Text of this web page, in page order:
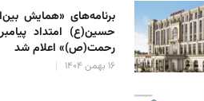
برنامه‌های «همایش
حسین(ع) امتداد
رحمت(ص)» اعلام شد
۱۶ بهمن ۱۴۰۴